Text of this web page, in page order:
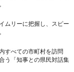
ムリーに把握し、スピー
すべての市町村を訪問
う「知事との県民対話集